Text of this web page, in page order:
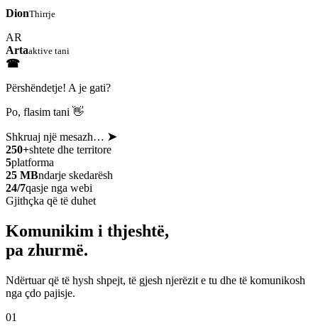
DionThirrje
AR
Artaaktive tani
☎
Përshëndetje! A je gati?
Po, flasim tani 👋
Shkruaj një mesazh… ➤
250+shtete dhe territore
5platforma
25 MBndarje skedarësh
24/7qasje nga webi
Gjithçka që të duhet
Komunikim i thjeshtë,
pa zhurmë.
Ndërtuar që të hysh shpejt, të gjesh njerëzit e tu dhe të komunikosh
nga çdo pajisje.
01